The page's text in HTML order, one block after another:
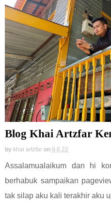
Blog Khai Artzfar
by khai artzfar on 9.6.22
Assalamualaikum dan hi
berhabuk sampaikan
tak silap aku kali terakhir aku